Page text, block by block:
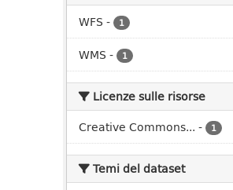
WFS - 1
WMS - 1
Licenze sulle risorse
Creative Commons... - 1
Temi del dataset